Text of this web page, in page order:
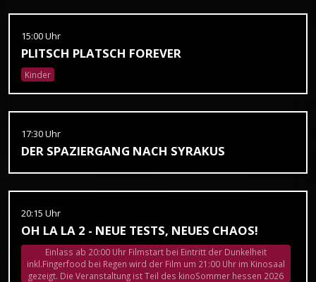
15:00 Uhr
PLITSCH PLATSCH FOREVER
Kinder
17:30 Uhr
DER SPAZIERGANG NACH SYRAKUS
20:15 Uhr
OH LA LA 2 - NEUE TESTS, NEUES CHAOS!
Einlass ab 20:00 Uhr Filmstart bei Eintritt der Dunkelheit
inkl.Fingerfood bei Regen wird der Film um 21:00 Uhr im Kinosaal
gezeigt. Die Veranstaltung ist Teil des kinoSommer hessen 2026